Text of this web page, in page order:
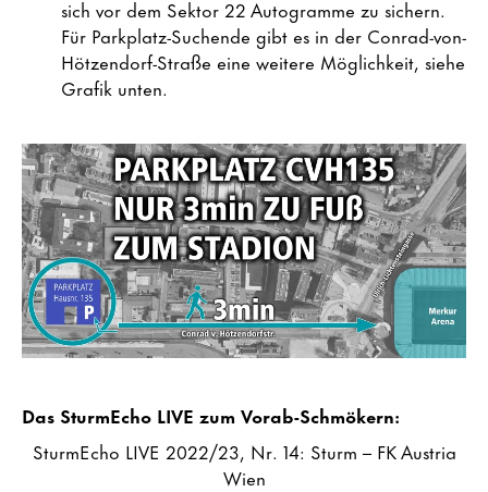
sich vor dem Sektor 22 Autogramme zu sichern.
Für Parkplatz-Suchende gibt es in der Conrad-von-
Hötzendorf-Straße eine weitere Möglichkeit, siehe
Grafik unten.
Das SturmEcho LIVE zum Vorab-Schmökern:
SturmEcho LIVE 2022/23, Nr. 14: Sturm – FK Austria
Wien